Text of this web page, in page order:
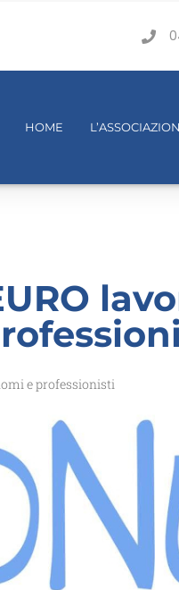
HOME
e professionisti